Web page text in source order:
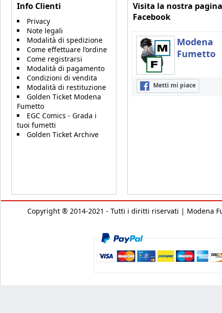
Info Clienti
Privacy
Note legali
Modalità di spedizione
Come effettuare l’ordine
Come registrarsi
Modalità di pagamento
Condizioni di vendita
Modalità di restituzione
Golden Ticket Modena
Fumetto
EGC Comics - Grada i
tuoi fumetti
Golden Ticket Archive
Visita la nostra pagina
Facebook
Modena
Fumetto
Metti mi piace
Copyright ® 2014-2021 - Tutti i diritti riservati | Modena